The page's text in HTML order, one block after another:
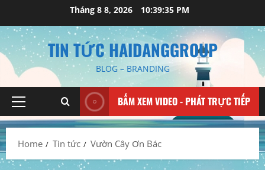
content
Tháng 8 8, 2026 10:39:36 PM
TIN TỨC HAIDANGGROUP
BLOG – BRANDING
Primary
Menu
BẤM XEM VIDEO - PHÁT TRỰC TIẾP
Home Tin tức Vườn Cây Ơn Bác